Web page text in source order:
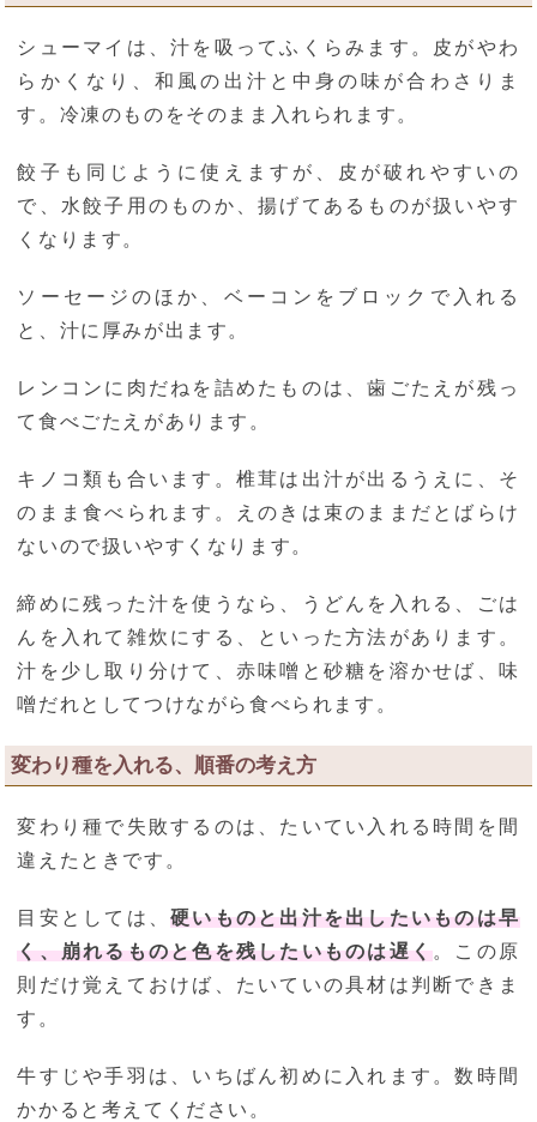
シューマイは、汁を吸ってふくらみます。皮がやわ
らかくなり、和風の出汁と中身の味が合わさりま
す。冷凍のものをそのまま入れられます。
餃子も同じように使えますが、皮が破れやすいの
で、水餃子用のものか、揚げてあるものが扱いやす
くなります。
ソーセージのほか、ベーコンをブロックで入れる
と、汁に厚みが出ます。
レンコンに肉だねを詰めたものは、歯ごたえが残っ
て食べごたえがあります。
キノコ類も合います。椎茸は出汁が出るうえに、そ
のまま食べられます。えのきは束のままだとばらけ
ないので扱いやすくなります。
締めに残った汁を使うなら、うどんを入れる、ごは
んを入れて雑炊にする、といった方法があります。
汁を少し取り分けて、赤味噌と砂糖を溶かせば、味
噌だれとしてつけながら食べられます。
変わり種を入れる、順番の考え方
変わり種で失敗するのは、たいてい入れる時間を間
違えたときです。
目安としては、硬いものと出汁を出したいものは早
く、崩れるものと色を残したいものは遅く。この原
則だけ覚えておけば、たいていの具材は判断できま
す。
牛すじや手羽は、いちばん初めに入れます。数時間
かかると考えてください。